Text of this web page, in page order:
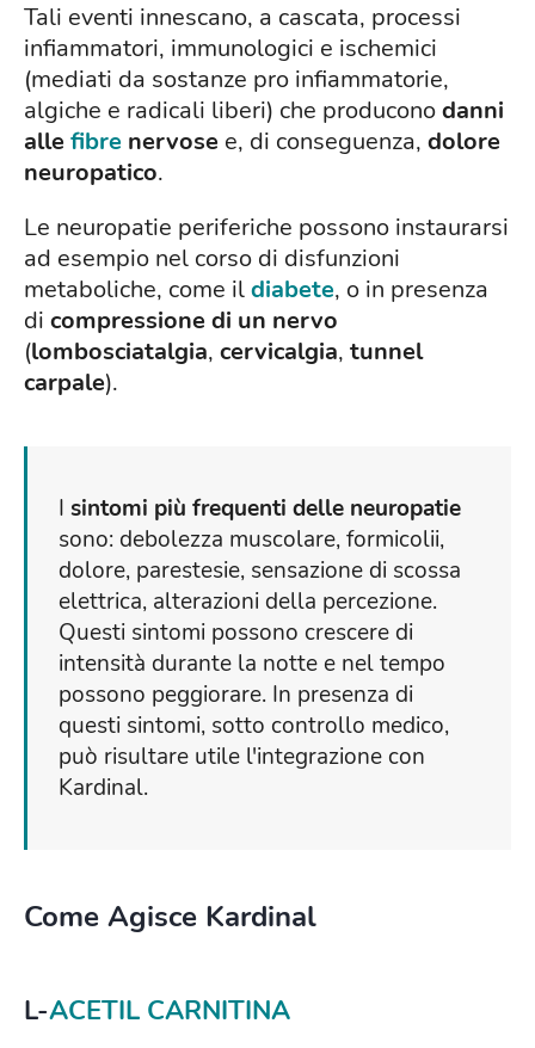
Tali eventi innescano, a cascata, processi
infiammatori, immunologici e ischemici
(mediati da sostanze pro infiammatorie,
algiche e radicali liberi) che produconodanni
allefibre nervose e, di conseguenza, dolore
neuropatico.
Le neuropatie periferiche possono instaurarsi
ad esempio nel corso di disfunzioni
metaboliche, come ildiabete, o in presenza
di compressione di un nervo
(lombosciatalgia, cervicalgia, tunnel
carpale).
I sintomi più frequenti delle neuropatie
sono: debolezza muscolare, formicolii,
dolore, parestesie, sensazione di scossa
elettrica, alterazioni della percezione.
Questi sintomi possono crescere di
intensità durante la notte e nel tempo
possono peggiorare. In presenza di
questi sintomi, sotto controllo medico,
può risultare utile l'integrazione con
Kardinal.
Come Agisce Kardinal
L-ACETIL CARNITINA